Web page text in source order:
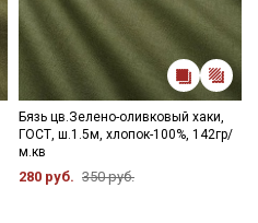
Бязь цв.Зелено-оливковый хаки,
ГОСТ, ш.1.5м, хлопок-100%, 142гр/
м.кв
280 руб. 350 руб.